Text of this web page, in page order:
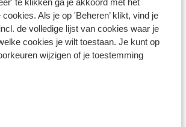
Als je op 'Beheren’ klikt, vind je
de volledige lijst van cookies waar je
cookies je wilt toestaan. Je kunt op
wijzigen of je toestemming
Egypte: all-in
€599 p.p.
Bekijk deals